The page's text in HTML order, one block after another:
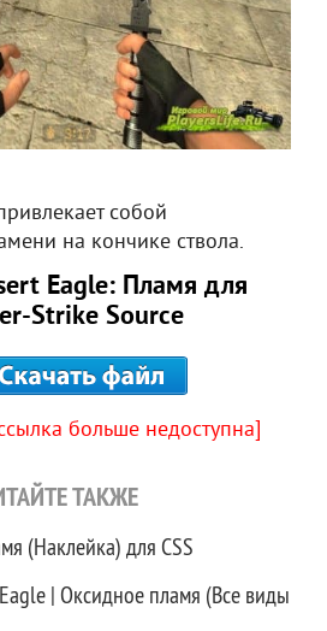
собой
на кончике ствола.
Eagle: Пламя для
Strike Source
больше недоступна]
ТАКЖЕ
(Наклейка) для CSS
| Оксидное пламя (Все виды